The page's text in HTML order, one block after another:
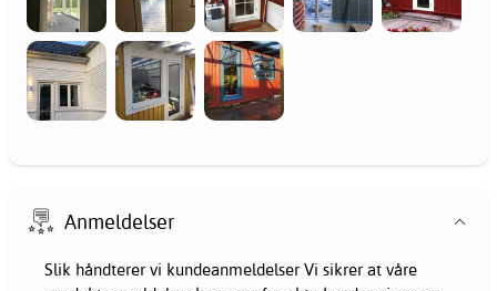
Anmeldelser
Slik håndterer vi kundeanmeldelser Vi sikrer at våre